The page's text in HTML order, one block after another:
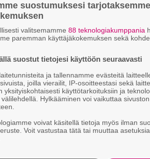
suostumuksesi
valitsemamme 88 teknologiakumppania
paremman käyttäjäkokemuksen sekä
suostut tietojesi käyttöön seuraavasti
ja tallennamme evästeitä
joilla vierailit, IP-osoitteestasi sekä
yksityiskohtaisesti käyttötarkoituksiin ja
Hylkääminen voi vaikuttaa
voivat käsitellä tietoja myös ilman
Voit vastustaa tätä tai muuttaa